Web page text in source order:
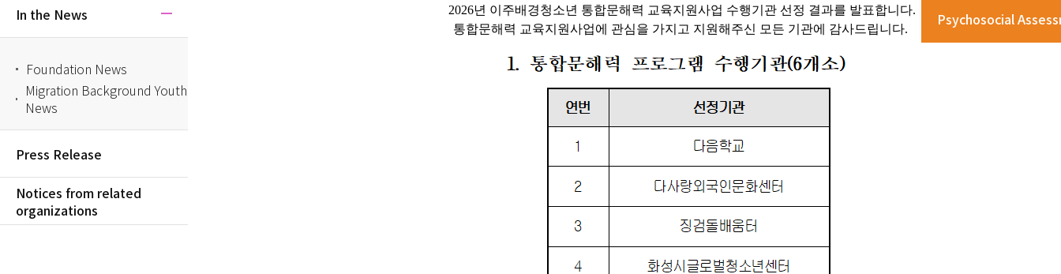
Psychosocial
In the News
Foundation News
Migration Background Youth
News
Press Release
Notices from related
organizations
2026년 이주배경청소년 통합문해력 교육지원사업 수행기관 선정 결과를 발표합니다.
통합문해력 교육지원사업에 관심을 가지고 지원해 주신 모든 기관에 감사드립니다.